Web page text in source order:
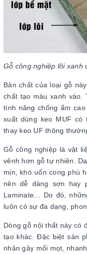
Gỗ công nghiệp lõi xanh
Bản chất của loại gỗ
chất tạo màu xanh vào.
tính năng chống ẩm
xuất dùng keo MUF có
thay keo UF thông
Gỗ công nghiệp là vật
vênh hơn gỗ tự nhiên.
mịn, khó uốn cong phù
nên dễ dàng sơn hay
Laminate… Do đó,
luôn có sự đa dạng,
Dòng gỗ nội thất này có
tạo khác. Đặc biệt sản
nhân gây mối mọt,